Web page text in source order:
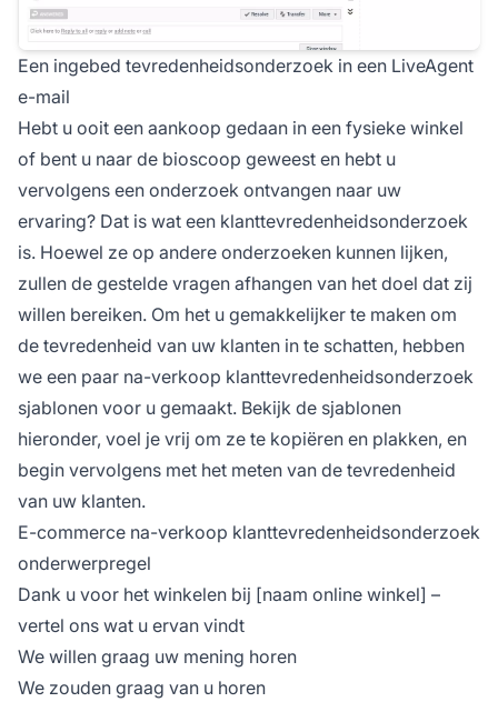
Een ingebed tevredenheidsonderzoek in een LiveAgent
e-mail
Hebt u ooit een aankoop gedaan in een fysieke winkel
of bent u naar de bioscoop geweest en hebt u
vervolgens een onderzoek ontvangen naar uw
ervaring? Dat is wat een klanttevredenheidsonderzoek
is. Hoewel ze op andere onderzoeken kunnen lijken,
zullen de gestelde vragen afhangen van het doel dat zij
willen bereiken. Om het u gemakkelijker te maken om
de tevredenheid van uw klanten in te schatten, hebben
we een paar na-verkoop klanttevredenheidsonderzoek
sjablonen voor u gemaakt. Bekijk de sjablonen
hieronder, voel je vrij om ze te kopiëren en plakken, en
begin vervolgens met het meten van de tevredenheid
van uw klanten.
E-commerce na-verkoop klanttevredenheidsonderzoek
onderwerpregel
Dank u voor het winkelen bij [naam online winkel] –
vertel ons wat u ervan vindt
We willen graag uw mening horen
We zouden graag van u horen